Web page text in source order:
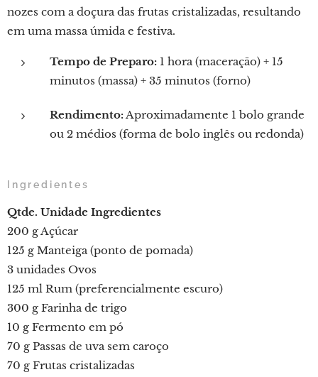
nozes com a doçura das frutas cristalizadas, resultando
em uma massa úmida e festiva.
Tempo de Preparo: 1 hora (maceração) + 15
minutos (massa) + 35 minutos (forno)
Rendimento:Aproximadamente 1 bolo grande
ou 2 médios (forma de bolo inglês ou redonda)
Ingredientes
Qtde. Unidade Ingredientes
200 g Açúcar
125 g Manteiga (ponto de pomada)
3 unidades Ovos
125 ml Rum (preferencialmente escuro)
300 g Farinha de trigo
10 g Fermento em pó
70 g Passas de uva sem caroço
70 g Frutas cristalizadas